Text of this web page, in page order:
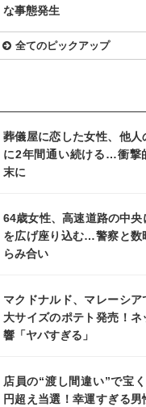
な事態発生
全てのピックアップ
葬儀屋に恋した女性、他人
に2年間通い続ける…衝撃
末に
64歳女性、高速道路の中央
を広げ座り込む…警察と数
らみ合い
マクドナルド、マレーシア
大サイズのポテト発売！ネ
響「ヤバすぎる」
店員の“渡し間違い”で宝
円超え当選！幸運すぎる男